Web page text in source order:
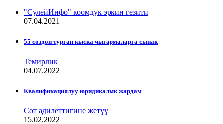
"СулейИнфо" коомдук эркин гезити
07.04.2021
55 сөздөн турган кыска чыгармаларга сынак
Темирлик
04.07.2022
Квалификациялуу юридикалык жардам
Сот адилеттигине жетүү
15.02.2022